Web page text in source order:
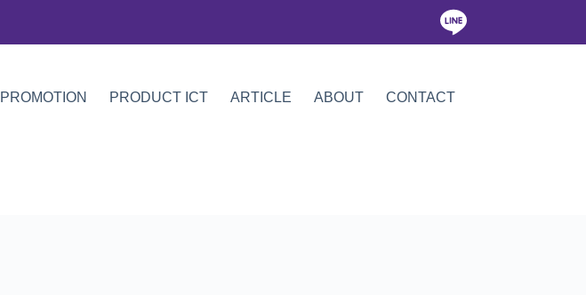
PROMOTION PRODUCT ICT ARTICLE ABOUT CONTACT